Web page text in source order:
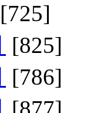
[725]
[825]
[786]